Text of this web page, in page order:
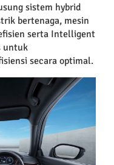
sistem hybrid
bertenaga, mesin
serta Intelligent
untuk
secara optimal.